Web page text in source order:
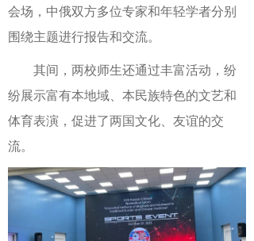
会场，中俄双方多位专家和年轻学者分别
围绕主题进行报告和交流。
其间，两校师生还通过丰富活动，纷
纷展示富有本地域、本民族特色的文艺和
体育表演，促进了两国文化、友谊的交
流。